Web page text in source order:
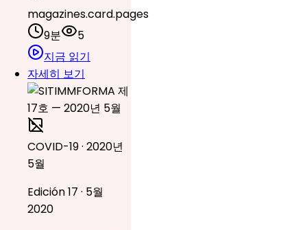
magazines.card.pages
9분
5
지금 읽기
자세히 보기
COVID-19 · 2020년
5월
Edición 17 · 5월
2020